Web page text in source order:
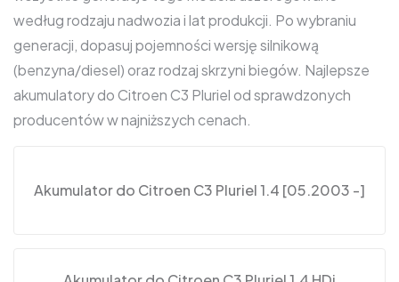
według rodzaju nadwozia i lat produkcji. Po wybraniu
generacji, dopasuj pojemności wersję silnikową
(benzyna/diesel) oraz rodzaj skrzyni biegów. Najlepsze
akumulatory do Citroen C3 Pluriel od sprawdzonych
producentów w najniższych cenach.
Akumulator do Citroen C3 Pluriel 1.4 [05.2003 -]